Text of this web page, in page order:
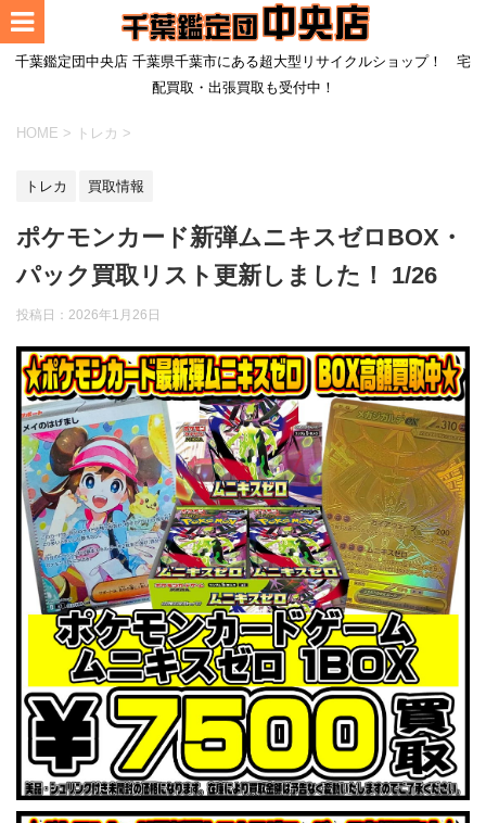
千葉鑑定団中央店 千葉県千葉市にある超大型リサイクルショップ！ 宅
配買取・出張買取も受付中！
HOME > トレカ >
トレカ 買取情報
ポケモンカード新弾ムニキスゼロBOX・
パック買取リスト更新しました！ 1/26
投稿日： 2026年1月26日